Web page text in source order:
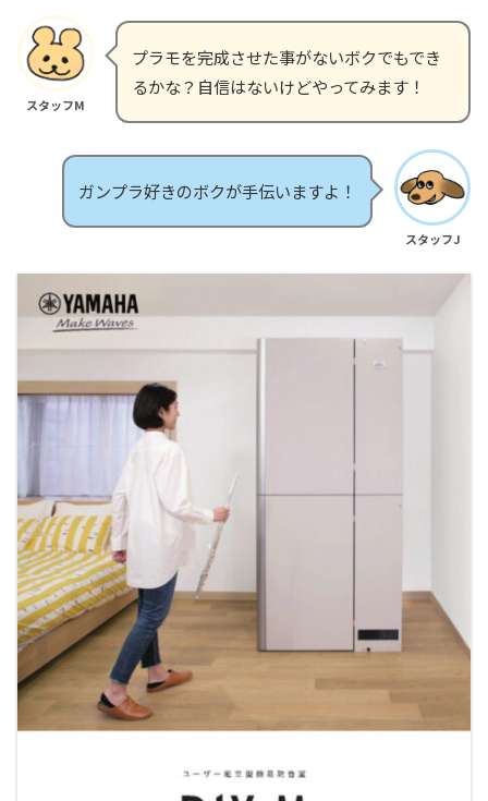
スタッフM
プラモを完成させた事がないボクでもでき
るかな？自信はないけどやってみます！
スタッフJ
ガンプラ好きのボクが手伝いますよ！